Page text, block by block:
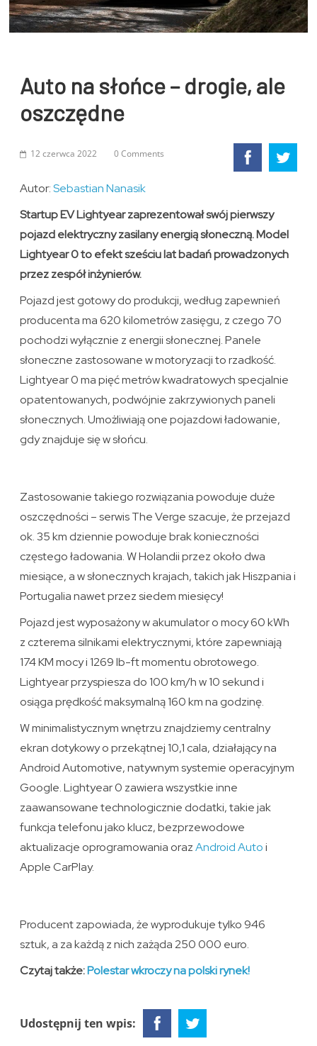
Auto na słońce – drogie, ale
oszczędne
12 czerwca 2022 0 Comments
Autor:Sebastian Nanasik
Startup EV Lightyear zaprezentował swój pierwszy
pojazd elektryczny zasilany energią słoneczną. Model
Lightyear 0 to efekt sześciu lat badań prowadzonych
przez zespół inżynierów.
Pojazd jest gotowy do produkcji, według zapewnień
producenta ma 620 kilometrów zasięgu, z czego 70
pochodzi wyłącznie z energii słonecznej. Panele
słoneczne zastosowane w motoryzacji to rzadkość.
Lightyear 0 ma pięć metrów kwadratowych specjalnie
opatentowanych, podwójnie zakrzywionych paneli
słonecznych. Umożliwiają one pojazdowi ładowanie,
gdy znajduje się w słońcu.
Zastosowanie takiego rozwiązania powoduje duże
oszczędności – serwis The Verge szacuje, że przejazd
ok. 35 km dziennie powoduje brak konieczności
częstego ładowania. W Holandii przez około dwa
miesiące, a w słonecznych krajach, takich jak Hiszpania i
Portugalia nawet przez siedem miesięcy!
Pojazd jest wyposażony w akumulator o mocy 60 kWh
z czterema silnikami elektrycznymi, które zapewniają
174 KM mocy i 1269 lb-ft momentu obrotowego.
Lightyear przyspiesza do 100 km/h w 10 sekund i
osiąga prędkość maksymalną 160 km na godzinę.
W minimalistycznym wnętrzu znajdziemy centralny
ekran dotykowy o przekątnej 10,1 cala, działający na
Android Automotive, natywnym systemie operacyjnym
Google. Lightyear 0 zawiera wszystkie inne
zaawansowane technologicznie dodatki, takie jak
funkcja telefonu jako klucz, bezprzewodowe
aktualizacje oprogramowania orazAndroid Autoi
Apple CarPlay.
Producent zapowiada, że wyprodukuje tylko 946
sztuk, a za każdą z nich zażąda 250 000 euro.
Czytaj także:Polestar wkroczy na polski rynek!
Udostępnij ten wpis: